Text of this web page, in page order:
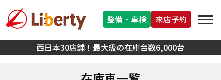
西日本30店舗！最大級の在庫台数6,000台
整備・車検 来店予約